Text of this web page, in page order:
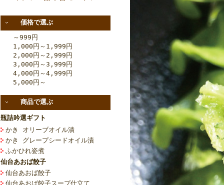
価格で選ぶ
～999円
1,000円～1,999円
2,000円～2,999円
3,000円～3,999円
4,000円～4,999円
5,000円～
商品で選ぶ
瓶詰吟選ギフト
かき オリーブオイル漬
かき グレープシードオイル漬
ふかひれ姿煮
仙台あおば餃子
仙台あおば餃子
仙台あおば餃子スープ仕立て